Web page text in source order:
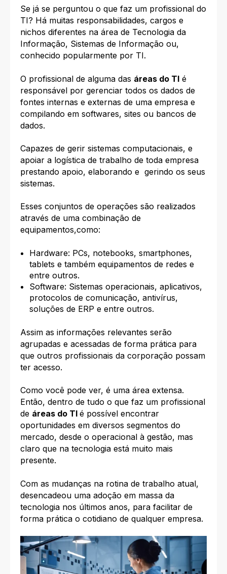
Se já se perguntou o que faz um profissional do
TI? Há muitas responsabilidades, cargos e
nichos diferentes na área de Tecnologia da
Informação, Sistemas de Informação ou,
conhecido popularmente por TI.
O profissional de alguma das áreas do TI é
responsável por gerenciar todos os dados de
fontes internas e externas de uma empresa e
compilando em softwares, sites ou bancos de
dados.
Capazes de gerir sistemas computacionais, e
apoiar a logística de trabalho de toda empresa
prestando apoio, elaborando e gerindo os seus
sistemas.
Esses conjuntos de operações são realizados
através de uma combinação de
equipamentos,como:
Hardware: PCs, notebooks, smartphones,
tablets e também equipamentos de redes e
entre outros.
Software: Sistemas operacionais, aplicativos,
protocolos de comunicação, antivírus,
soluções de ERP e entre outros.
Assim as informações relevantes serão
agrupadas e acessadas de forma prática para
que outros profissionais da corporação possam
ter acesso.
Como você pode ver, é uma área extensa.
Então, dentro de tudo o que faz um profissional
de áreas do TI é possível encontrar
oportunidades em diversos segmentos do
mercado, desde o operacional à gestão, mas
claro que na tecnologia está muito mais
presente.
Com as mudanças na rotina de trabalho atual,
desencadeou uma adoção em massa da
tecnologia nos últimos anos, para facilitar de
forma prática o cotidiano de qualquer empresa.